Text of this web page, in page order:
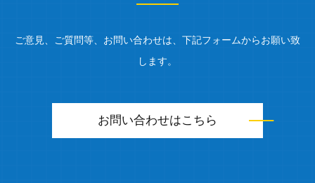
ご意見、ご質問等、お問い合わせは、下記フォームからお願い致
します。
お問い合わせはこちら